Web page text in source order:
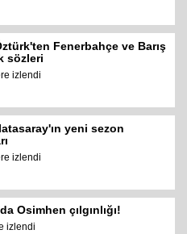
Fenerbahçe ve Barış
sözleri
izlendi
yeni sezon
izlendi
Osimhen çılgınlığı!
izlendi